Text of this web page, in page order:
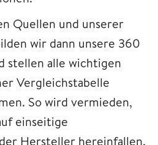
Quellen und unserer
wir dann unsere 360
stellen alle wichtigen
Vergleichstabelle
So wird vermieden,
einseitige
Hersteller hereinfallen.